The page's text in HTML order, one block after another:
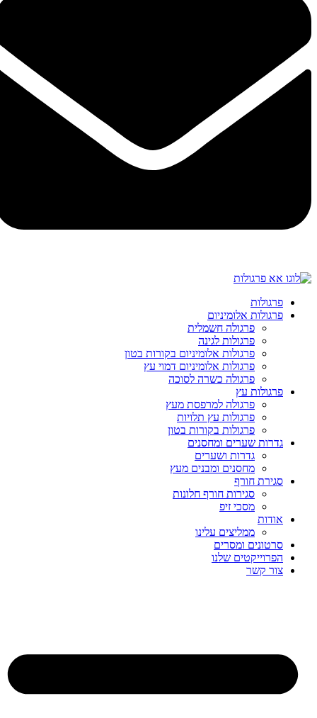
פרגולות
פרגולות אלומיניום
פרגולה חשמלית
פרגולות לגינה
פרגולות אלומיניום בקורות בטון
פרגולות אלומיניום דמוי עץ
פרגולה כשרה לסוכה
פרגולות עץ
פרגולה למרפסת מעץ
פרגולות עץ תלויות
פרגולות בקורות בטון
גדרות שערים ומחסנים
גדרות ושערים
מחסנים ומבנים מעץ
סגירת חורף
סגירות חורף חלונות
מסכי זיפ
אודות
ממליצים עלינו
סרטונים ומסרים
הפרוייקטים שלנו
צור קשר